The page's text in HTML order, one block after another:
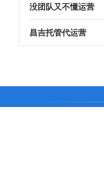
没团队又不懂运营
昌吉托管代运营